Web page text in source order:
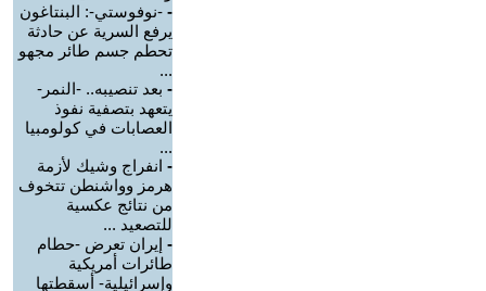
- -نوفوستي-: البنتاغون
يرفع السرية عن حادثة
تحطم جسم طائر مجهو
...
- بعد تنصيبه.. -النمر-
يتعهد بتصفية نفوذ
العصابات في كولومبيا
...
- انفراج وشيك لأزمة
هرمز وواشنطن تتخوف
من نتائج عكسية
للتصعيد ...
- إيران تعرض -حطام
طائرات أمريكية
وإسرائيلية- أسقطتها